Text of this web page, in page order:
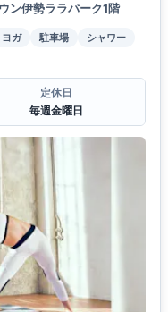
ン伊勢ララパーク1階
ガ 駐車場
シャワー
定休日
毎週金曜日